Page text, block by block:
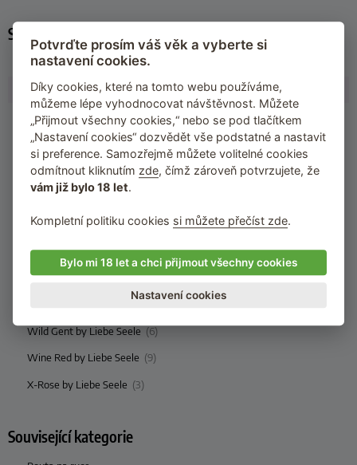
Související
Black Level(24)
Black Bond by Liebe Seele (8)
Black Edition Back Door by Lola Games(6)
Black Velvets by You2Toys(8)
Liebe Seele(67)
Dark Secret by Liebe Seele
Kinbaku Ukiyoe by Liebe Seele(10)
Samurai by Liebe Seele(10)
Temptation by Liebe Seele(1)
Wild Gent by Liebe Seele (6)
Wine Red by Liebe Seele (9)
X-Rose by Liebe Seele (3)
Související kategorie
Potvrďte prosím váš věk a vyberte si
nastavení cookies.
Díky cookies, které na tomto webu používáme,
můžeme lépe vyhodnocovat návštěvnost. Můžete
„Přijmout všechny cookies,“ nebo se pod tlačítkem
„Nastavení cookies“ dozvědět vše podstatné a nastavit
si preference. Samozřejmě můžete volitelné cookies
odmítnout kliknutím zde, čímž zároveň potvrzujete, že
vám již bylo 18 let.
Kompletní politiku cookies si můžete přečíst zde.
Bylo mi 18 let a chci přijmout všechny cookies
Nastavení cookies